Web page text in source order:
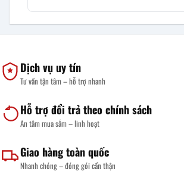
Dịch vụ uy tín
Tư vấn tận tâm – hỗ trợ nhanh
Hỗ trợ đổi trả theo chính sách
An tâm mua sắm – linh hoạt
Giao hàng toàn quốc
Nhanh chóng – đóng gói cẩn thận